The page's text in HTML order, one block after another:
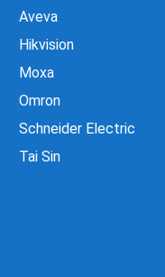
Aveva
Hikvision
Moxa
Omron
Schneider Electric
Tai Sin